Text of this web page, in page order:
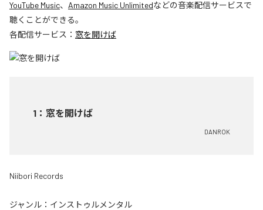
YouTube Music、 Amazon Music Unlimitedなどの音楽配信サービスで
聴くことができる。
各配信サービス： 窓を開けば
1 ： 窓を開けば
DANROK
Niibori Records
ジャンル： インストゥルメンタル